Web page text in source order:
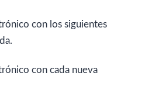
con los siguientes
con cada nueva